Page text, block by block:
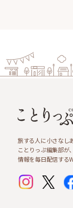
旅する人に小さなし
ことりっぷ編集部が
情報を毎日配信する